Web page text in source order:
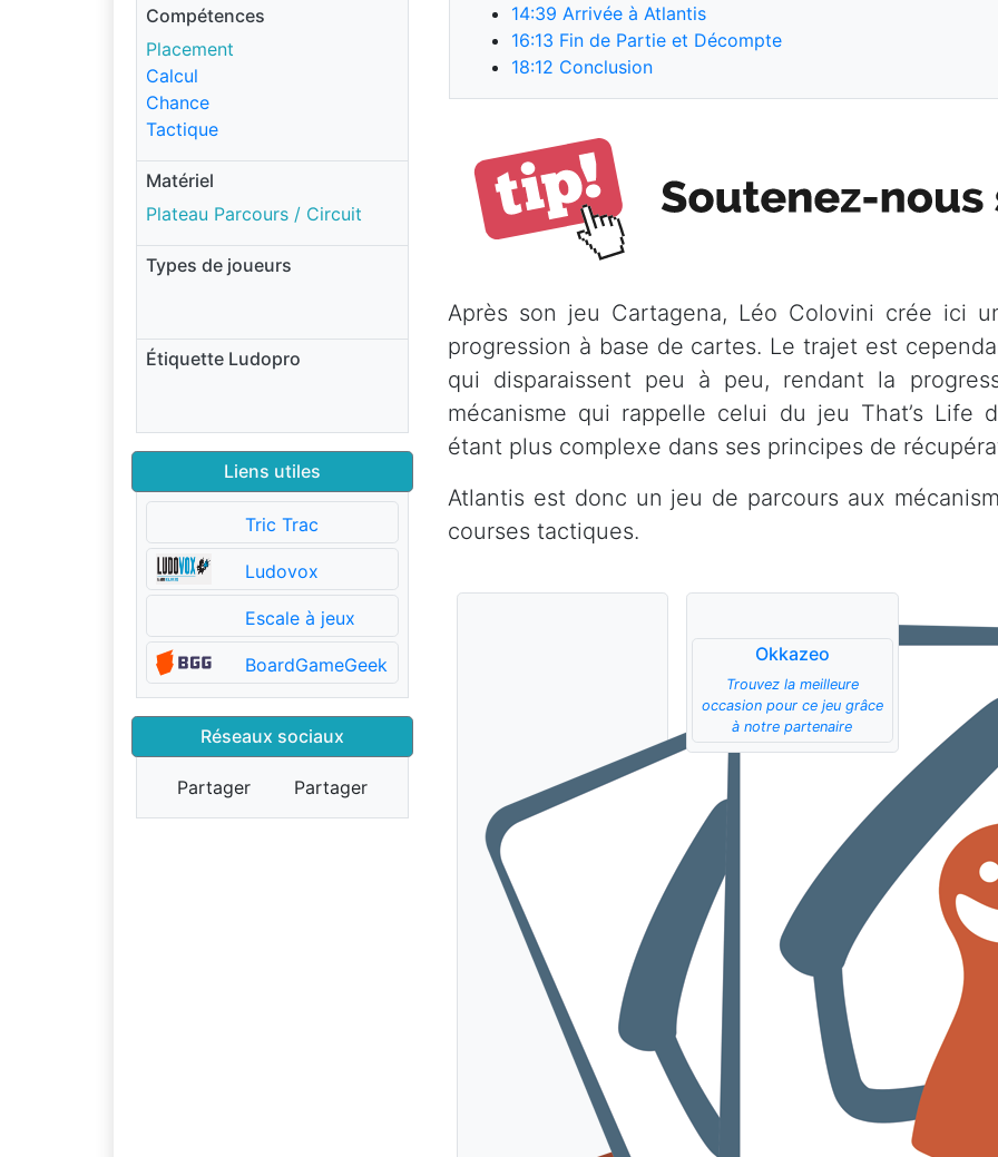
Compétences
Placement
Calcul
Chance
Tactique
Matériel
Plateau Parcours / Circuit
Types de joueurs
Étiquette Ludopro
Liens utiles
Tric Trac
Ludovox
Escale à jeux
BoardGameGeek
Réseaux sociaux
Partager Partager
14:39 Arrivée à Atlantis
16:13 Fin de Partie et Décompte
18:12 Conclusion
Après son jeu Cartagena, Léo Colovini crée ici
progression à base de cartes. Le trajet est
qui disparaissent peu à peu, rendant la
mécanisme qui rappelle celui du jeu That’s Life
étant plus complexe dans ses principes de
Atlantis est donc un jeu de parcours aux
courses tactiques.
Okkazeo
Trouvez la meilleure
occasion pour ce jeu grâce
à notre partenaire